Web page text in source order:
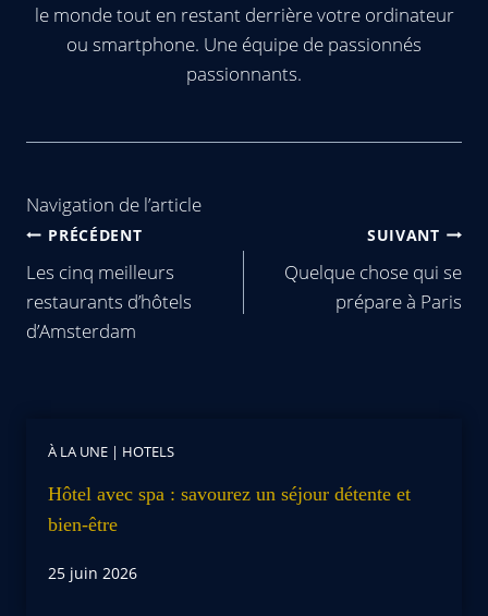
le monde tout en restant derrière votre ordinateur
ou smartphone. Une équipe de passionnés
passionnants.
Navigation de l’article
PRÉCÉDENT
Les cinq meilleurs
restaurants d’hôtels
d’Amsterdam
SUIVANT
Quelque chose qui se
prépare à Paris
À LA UNE | HOTELS
Hôtel avec spa : savourez un séjour détente et
bien-être
25 juin 2026